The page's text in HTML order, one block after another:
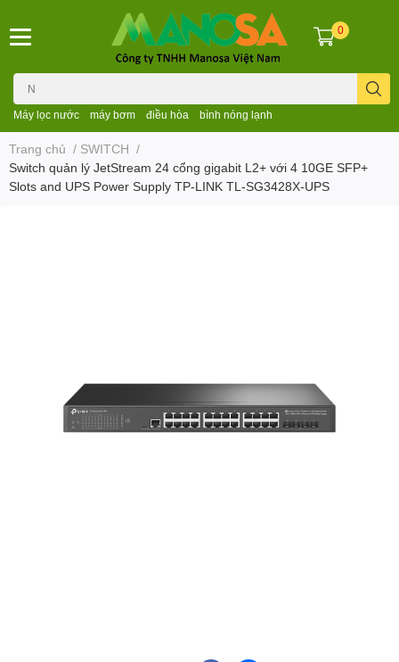
Máy lọc nước máy bơm điều hòa bình nóng lạnh
0
Trang chủ / SWITCH /
Switch quản lý JetStream 24 cổng gigabit L2+ với 4 10GE SFP+
Slots and UPS Power Supply TP-LINK TL-SG3428X-UPS